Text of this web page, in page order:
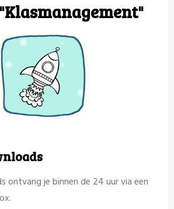
ontvang je binnen de 24 uur via een